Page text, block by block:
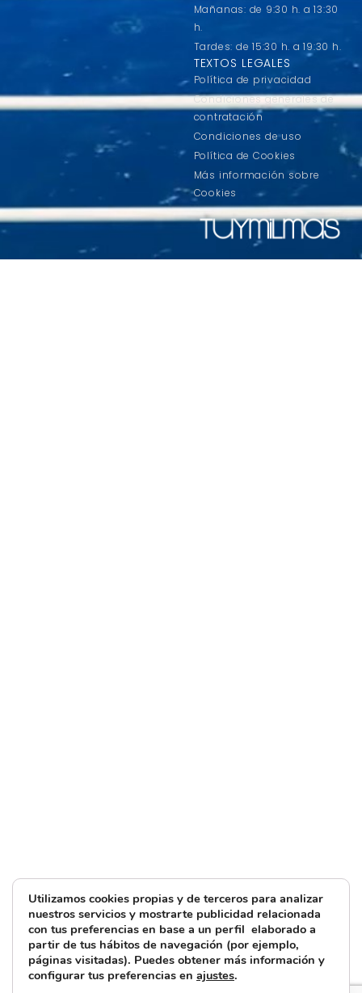
Mañanas: de 9:30 h. a 13:30
h.
Tardes: de 15:30 h. a 19:30 h.
TEXTOS LEGALES
Política de privacidad
Condiciones generales de
contratación
Condiciones de uso
Política de Cookies
Más información sobre
Cookies
Utilizamos cookies propias y de terceros para analizar
nuestros servicios y mostrarte publicidad relacionada
con tus preferencias en base a un perfil elaborado a
partir de tus hábitos de navegación (por ejemplo,
páginas visitadas). Puedes obtener más información y
configurar tus preferencias en ajustes.